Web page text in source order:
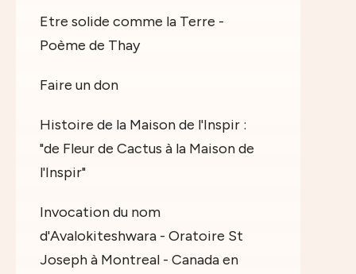
Etre solide comme la Terre -
Poème de Thay
Faire un don
Histoire de la Maison de l'Inspir :
"de Fleur de Cactus à la Maison de
l'Inspir"
Invocation du nom
d'Avalokiteshwara - Oratoire St
Joseph à Montreal - Canada en